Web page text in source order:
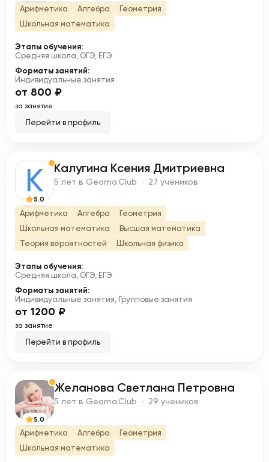
Арифметика Алгебра
Геометрия
Школьная математика
Этапы обучения:
Средняя школа, ОГЭ, ЕГЭ
Форматы занятий:
Индивидуальные занятия
от 800 ₽
за занятие
Перейти в профиль
К
5.0
Калугина Ксения Дмитриевна
5 лет в Geoma.Club · 27 учеников
Арифметика Алгебра
Геометрия
Школьная математика
Высшая математика
Теория вероятностей
Школьная физика
Этапы обучения:
Средняя школа, ОГЭ, ЕГЭ
Форматы занятий:
Индивидуальные занятия, Групповые занятия
от 1200 ₽
за занятие
Перейти в профиль
Ж
5.0
Желанова Светлана Петровна
5 лет в Geoma.Club · 29 учеников
Арифметика Алгебра
Геометрия
Школьная математика